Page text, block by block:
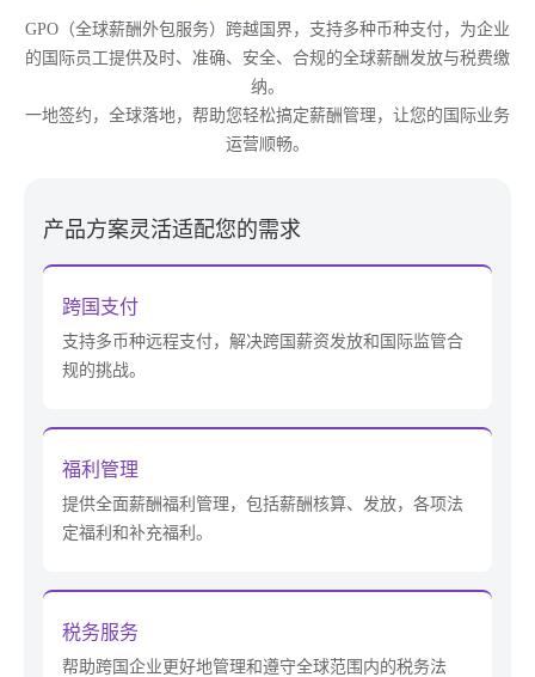
GPO（全球薪酬外包服务）跨越国界，支持多种币种支付，为企业
的国际员工提供及时、准确、安全、合规的全球薪酬发放与税费缴
纳。
一地签约，全球落地，帮助您轻松搞定薪酬管理，让您的国际业务
运营顺畅。
产品方案灵活适配您的需求
跨国支付
支持多币种远程支付，解决跨国薪资发放和国际监管合
规的挑战。
福利管理
提供全面薪酬福利管理，包括薪酬核算、发放，各项法
定福利和补充福利。
税务服务
帮助跨国企业更好地管理和遵守全球范围内的税务法